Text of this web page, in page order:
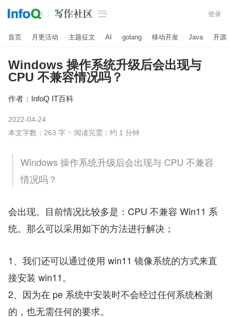
 登录
首页 月更活动 主题征文 AI golang 移动开发 Java 开源
Windows 操作系统升级后会出现与
CPU 不兼容情况吗？
作者： InfoQ IT百科
2022-04-24
本文字数：263 字
阅读完需：约 1 分钟
Windows 操作系统升级后会出现与 CPU 不兼容
情况吗？
会出现。目前情况比较多是：CPU 不兼容 Win11 系
统。那么可以采用如下的方法进行解决；
1、我们还可以通过使用 win11 镜像系统的方式来直
接安装 win11。
2、因为在 pe 系统中安装时不会经过任何系统检测
的，也无需任何的要求。